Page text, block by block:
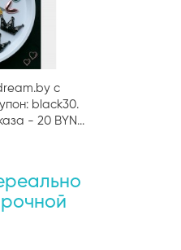
c
black30.
- 20 BYN...